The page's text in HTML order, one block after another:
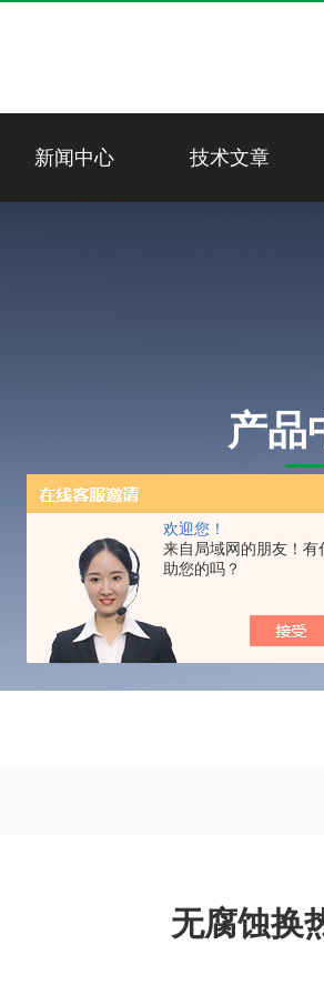
欢迎您！
来自局域网的朋友！有
助您的吗？
新闻中心 技术文章
产品
无腐蚀换